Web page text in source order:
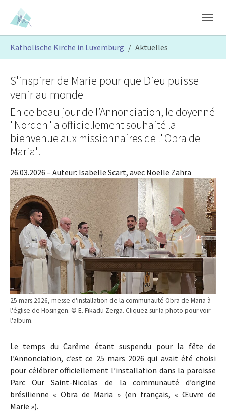
Skip to main content
Skip to page footer
Katholische Kirche in Luxemburg Aktuelles
25 mars 2026, messe d'installation de la communauté Obra de Maria à
l'église de Hosingen. © E. Fikadu Zerga. Cliquez sur la photo pour voir
l'album.
S'inspirer de Marie pour que Dieu puisse
venir au monde
En ce beau jour de l’Annonciation, le doyenné
"Norden" a officiellement souhaité la
bienvenue aux missionnaires de l"Obra de
Maria".
26.03.2026 – Auteur: Isabelle Scart, avec Noëlle Zahra
Le temps du Carême étant suspendu pour la fête de
l’Annonciation, c’est ce 25 mars 2026 qui avait été choisi
pour célébrer officiellement l’installation dans la paroisse
Parc Our Saint-Nicolas de la communauté d’origine
brésilienne « Obra de Maria » (en français, « Œuvre de
Marie »).